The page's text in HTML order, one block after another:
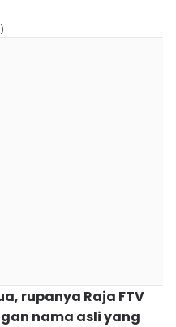
rupanya Raja FTV
nama asli yang